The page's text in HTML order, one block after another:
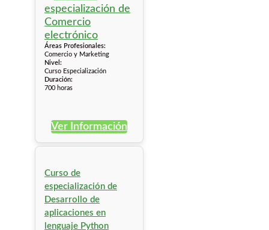
Áreas Profesionales:
Comercio y Marketing
Nivel:
Curso Especialización
Duración:
700 horas
Ver Información
Curso de
especialización de
Desarrollo de
aplicaciones en
lenguaje Python